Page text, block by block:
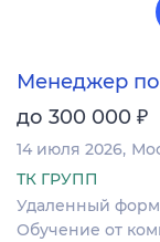
Менеджер
до 300 000 ₽
14 июля 2026
ТК ГРУПП
Удаленный
Обучение от